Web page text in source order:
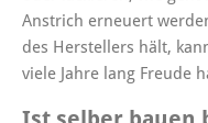
Anstrich erneuert
des Herstellers hält,
viele Jahre lang Freude